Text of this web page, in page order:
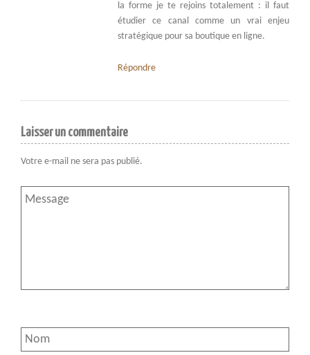
la forme je te rejoins totalement : il faut
étudier ce canal comme un vrai enjeu
stratégique pour sa boutique en ligne.
Répondre
Laisser un commentaire
Votre e-mail ne sera pas publié.